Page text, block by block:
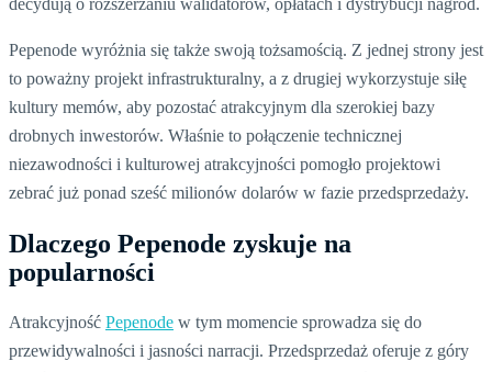
decydują o rozszerzaniu walidatorów, opłatach i dystrybucji nagród.
Pepenode wyróżnia się także swoją tożsamością. Z jednej strony jest
to poważny projekt infrastrukturalny, a z drugiej wykorzystuje siłę
kultury memów, aby pozostać atrakcyjnym dla szerokiej bazy
drobnych inwestorów. Właśnie to połączenie technicznej
niezawodności i kulturowej atrakcyjności pomogło projektowi
zebrać już ponad sześć milionów dolarów w fazie przedsprzedaży.
Dlaczego Pepenode zyskuje na
popularności
Atrakcyjność Pepenode w tym momencie sprowadza się do
przewidywalności i jasności narracji. Przedsprzedaż oferuje z góry